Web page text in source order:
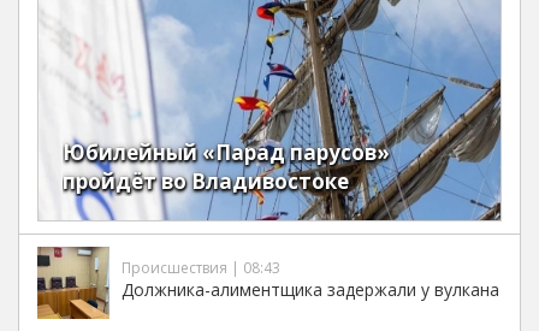
Юбилейный «Парад парусов»
пройдёт во Владивостоке
Происшествия | 08:43
Должника-алиментщика задержали у вулкана